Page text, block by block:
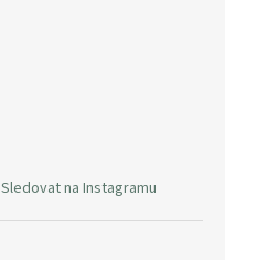
Sledovat na Instagramu